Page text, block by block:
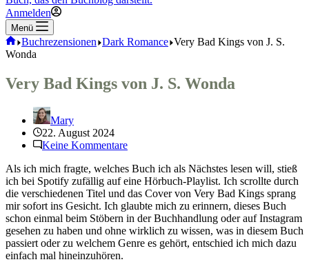
Anmelden
Menü
Start
Buchrezensionen Dark Romance Very Bad Kings von J. S.
Wonda
Very Bad Kings von J. S. Wonda
Mary
22. August 2024
Keine Kommentare
Als ich mich fragte, welches Buch ich als Nächstes lesen will, stieß
ich bei Spotify zufällig auf eine Hörbuch-Playlist. Ich scrollte durch
die verschiedenen Titel und das Cover von Very Bad Kings sprang
mir sofort ins Gesicht. Ich glaubte mich zu erinnern, dieses Buch
schon einmal beim Stöbern in der Buchhandlung oder auf Instagram
gesehen zu haben und ohne wirklich zu wissen, was in diesem Buch
passiert oder zu welchem Genre es gehört, entschied ich mich dazu
einfach mal hineinzuhören.